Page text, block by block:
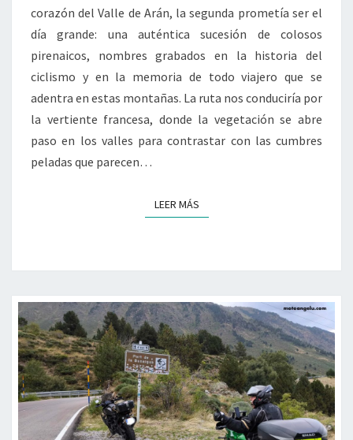
corazón del Valle de Arán, la segunda prometía ser el
día grande: una auténtica sucesión de colosos
pirenaicos, nombres grabados en la historia del
ciclismo y en la memoria de todo viajero que se
adentra en estas montañas. La ruta nos conduciría por
la vertiente francesa, donde la vegetación se abre
paso en los valles para contrastar con las cumbres
peladas que parecen…
LEER MÁSLEER MÁS